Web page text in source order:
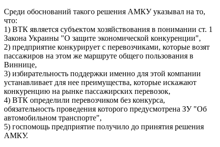
Среди обоснований такого решения АМКУ указывал на то,
что:
1) ВТК является субъектом хозяйствования в понимании ст. 1
Закона Украины "О защите экономической конкуренции",
2) предприятие конкурирует с перевозчиками, которые возят
пассажиров на этом же маршруте общего пользования в
Виннице,
3) избирательность поддержки именно для этой компании
устанавливает для нее преимущества, которые искажают
конкуренцию на рынке пассажирских перевозок,
4) ВТК определили перевозчиком без конкурса,
обязательность проведения которого предусмотрена ЗУ "Об
автомобильном транспорте",
5) госпомощь предприятие получило до принятия решения
АМКУ.